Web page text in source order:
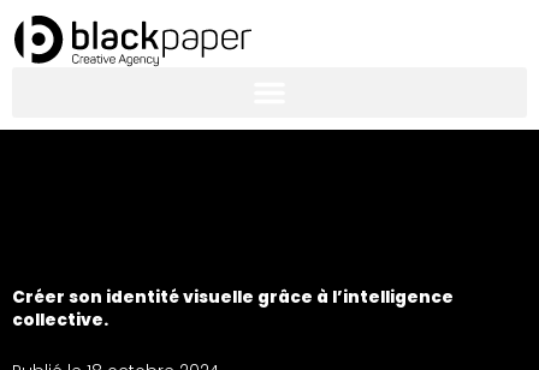
Aller
au
Créer son identité visuelle grâce à l’intelligence
collective.